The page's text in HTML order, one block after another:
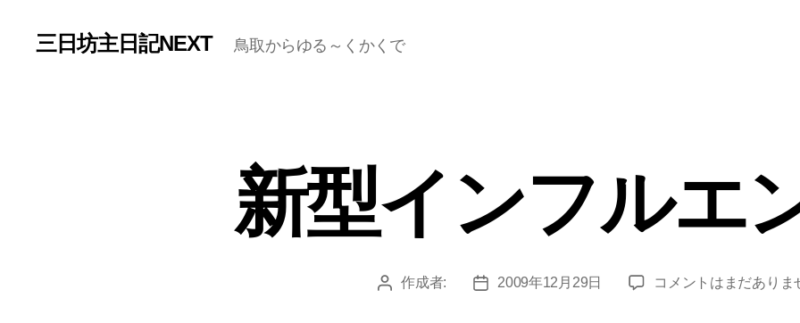
三日坊主日記NEXT 鳥取からゆる～くかくで
新型インフルエ
投 作成者:
投
2009年12月29日
新
コメントはまだありま